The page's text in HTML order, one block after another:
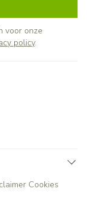
voor onze
policy.
Cookies